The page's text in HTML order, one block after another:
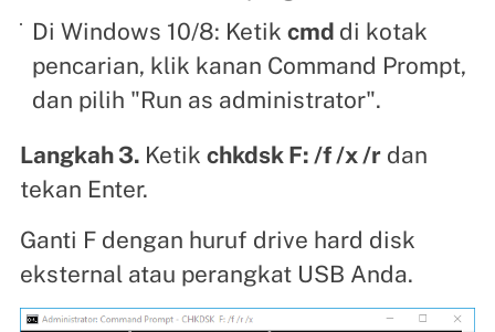
Di Windows 10/8: Ketikcmd di kotak
pencarian, klik kanan Command Prompt,
dan pilih "Run as administrator".
Langkah 3. Ketik chkdsk F: /f /x /rdan
tekan Enter.
Ganti F dengan huruf drive hard disk
eksternal atau perangkat USB Anda.